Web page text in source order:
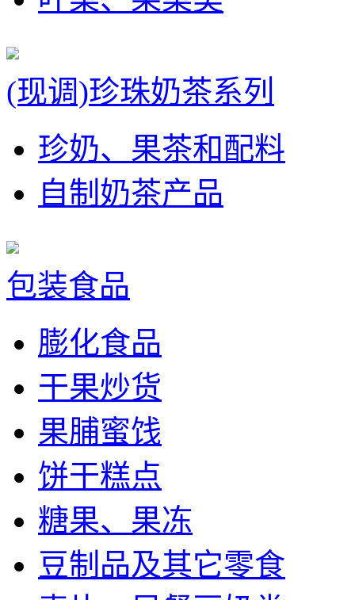
(现调)珍珠奶茶系列
珍奶、果茶和配料
自制奶茶产品
包装食品
膨化食品
干果炒货
果脯蜜饯
饼干糕点
糖果、果冻
豆制品及其它零食